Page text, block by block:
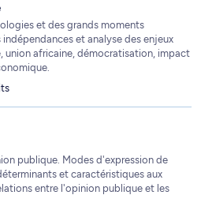
et des grands moments
et analyse des enjeux
union africaine, démocratisation, impact
publique. Modes d'expression de
et caractéristiques aux
entre l'opinion publique et les